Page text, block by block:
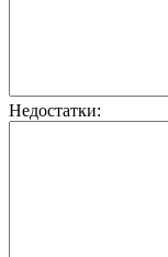
Недостатки: